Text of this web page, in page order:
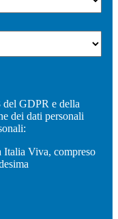
del GDPR e della
dei dati personali
Italia Viva, compreso